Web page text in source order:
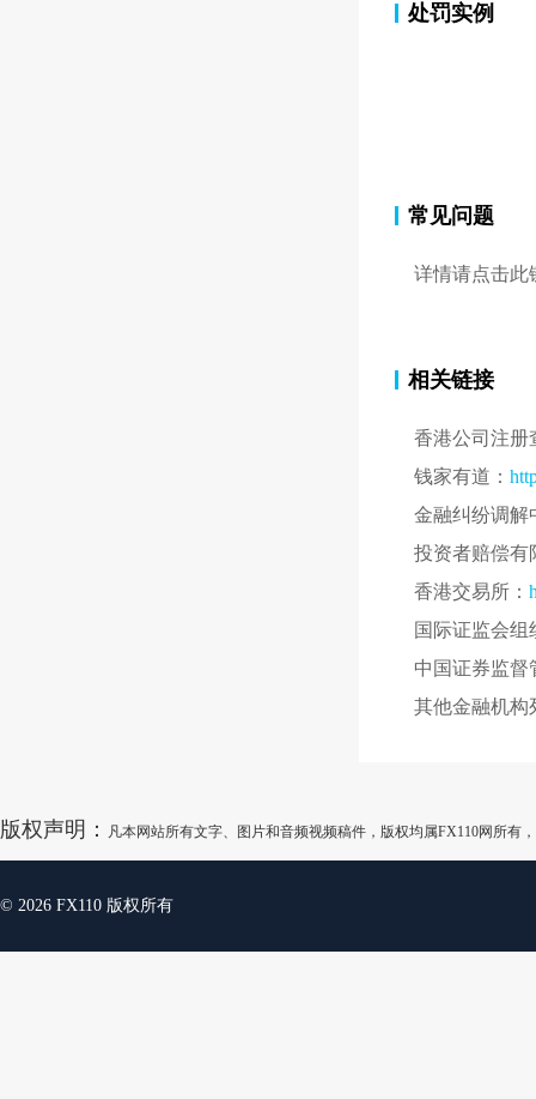
处罚实例
常见问题
详情请点击此
相关链接
香港公司注册
钱家有道：
金融纠纷调解
投资者赔偿有
香港交易所：
国际证监会组
中国证券监督
其他金融机构
版权声明： 凡本网站所有文字、图片和音频视频稿件，版权均属FX110网所
© 2026 FX110 版权所有